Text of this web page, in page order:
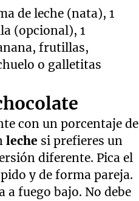
de leche (nata), 1
(opcional), 1
frutillas,
o galletitas
con un porcentaje de
leche si prefieres un
diferente. Pica el
y de forma pareja.
a fuego bajo. No debe